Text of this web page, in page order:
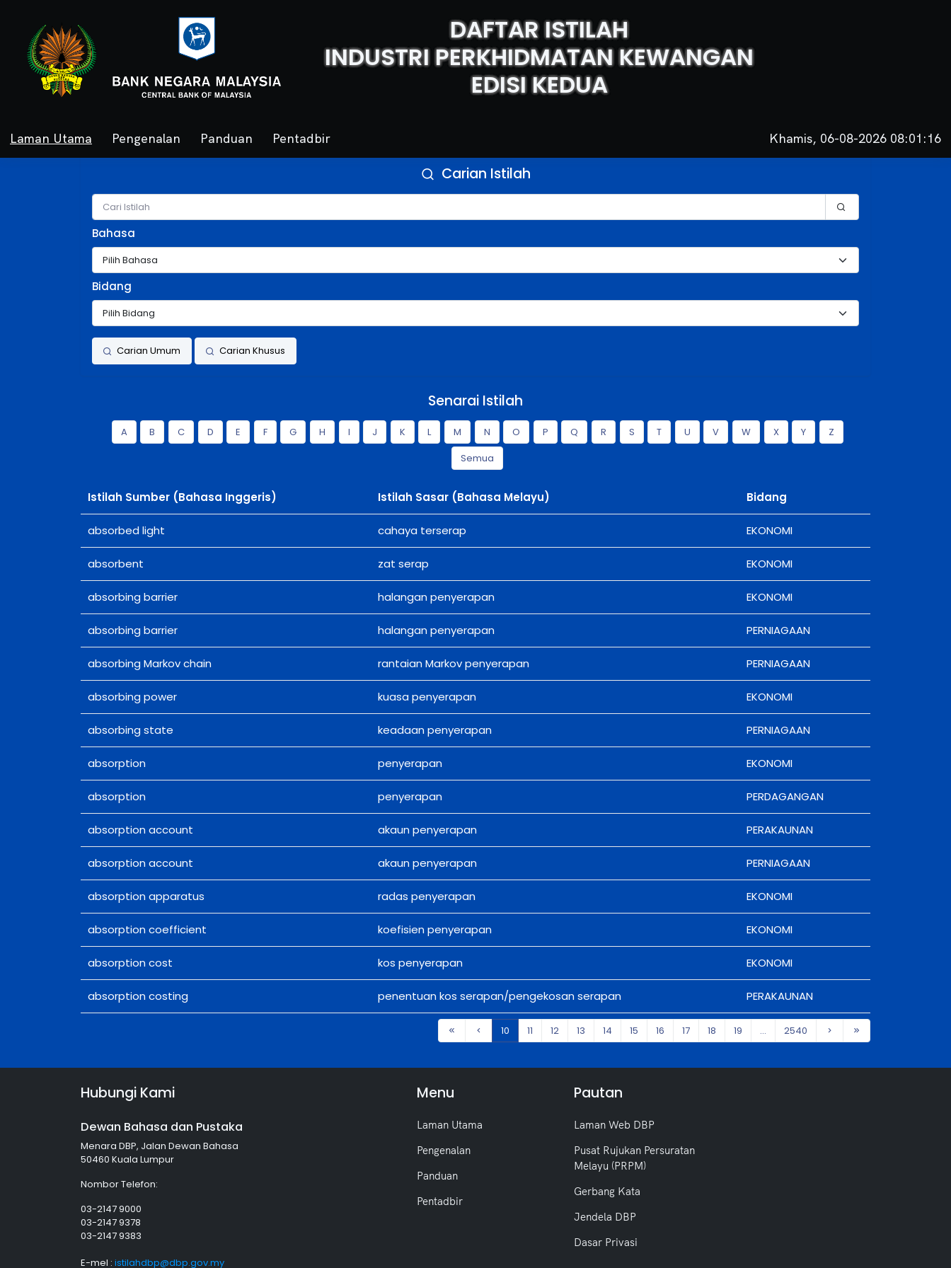
DAFTAR ISTILAH
INDUSTRI PERKHIDMATAN KEWANGAN
EDISI KEDUA
Laman Utama Pengenalan Panduan Pentadbir Khamis, 06-08-2026 08:01:16
Carian Istilah
Bahasa
Bidang
Carian Umum Carian Khusus
Senarai Istilah
A B C D E F G H I J K L M N O P Q R S T U V W X Y
Z
Semua
Istilah Sumber (Bahasa Inggeris) Istilah Sasar (Bahasa Melayu) Bidang
absorbed light cahaya terserap EKONOMI
absorbent zat serap EKONOMI
absorbing barrier halangan penyerapan EKONOMI
absorbing barrier halangan penyerapan PERNIAGAAN
absorbing Markov chain rantaian Markov penyerapan PERNIAGAAN
absorbing power kuasa penyerapan EKONOMI
absorbing state keadaan penyerapan PERNIAGAAN
absorption penyerapan EKONOMI
absorption penyerapan PERDAGANGAN
absorption account akaun penyerapan PERAKAUNAN
absorption account akaun penyerapan PERNIAGAAN
absorption apparatus radas penyerapan EKONOMI
absorption coefficient koefisien penyerapan EKONOMI
absorption cost kos penyerapan EKONOMI
absorption costing penentuan kos serapan/pengekosan serapan PERAKAUNAN
10 11 12 13 14 15 16 17 18 19 ... 2540
Hubungi Kami
Dewan Bahasa dan Pustaka
Menara DBP, Jalan Dewan Bahasa
50460 Kuala Lumpur
Nombor Telefon:
03-2147 9000
03-2147 9378
03-2147 9383
E-mel : istilahdbp@dbp.gov.my
Menu
Laman Utama
Pengenalan
Panduan
Pentadbir
Pautan
Laman Web DBP
Pusat Rujukan Persuratan
Melayu (PRPM)
Gerbang Kata
Jendela DBP
Dasar Privasi